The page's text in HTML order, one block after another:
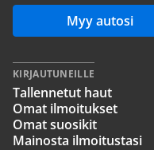
Myy autosi
KIRJAUTUNEILLE
Tallennetut haut
Omat ilmoitukset
Omat suosikit
Mainosta ilmoitustasi